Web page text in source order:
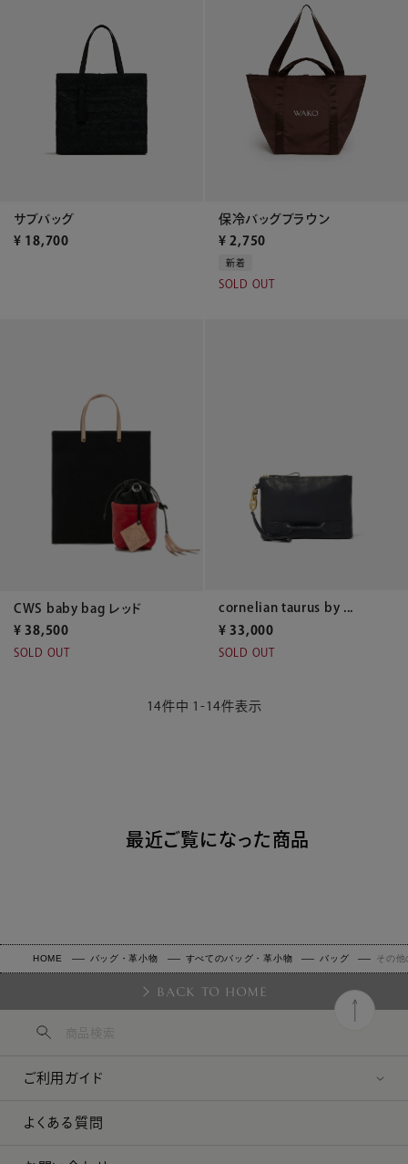
サブバッグ
¥ 18,700
保冷バッグブラウン
¥ 2,750
新着
SOLD OUT
CWS baby bag レッド
¥ 38,500
SOLD OUT
cornelian taurus by ...
¥ 33,000
SOLD OUT
14件中 1 -14件表示
最近ご覧になった商品
HOME バッグ・革小物 すべてのバッグ・革小物 バッグ その他
BACK TO HOME
ご利用ガイド
よくある質問